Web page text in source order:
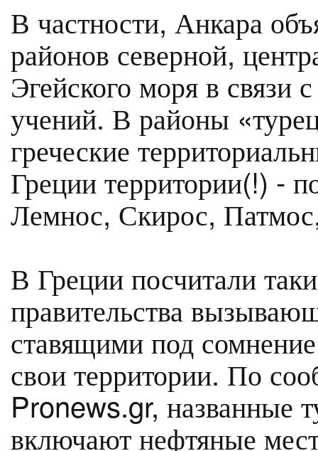
В частности, Анкара
районов северной,
Эгейского моря в связи
учений. В районы
греческие
Греции территории(!) -
Лемнос, Скирос,
В Греции посчитали
правительства
ставящими под
свои территории. По
Pronews.gr, названные
включают нефтяные